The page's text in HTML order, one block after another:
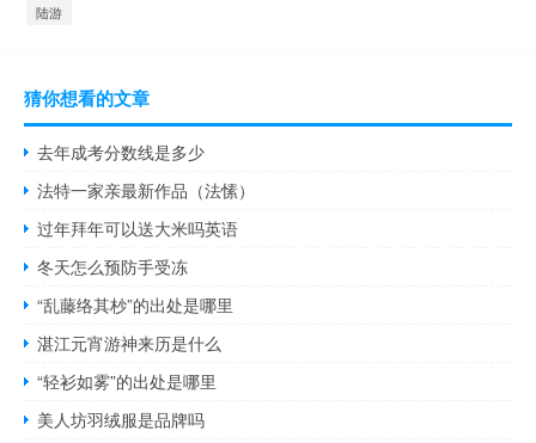
陆游
猜你想看的文章
去年成考分数线是多少
法特一家亲最新作品（法愫）
过年拜年可以送大米吗英语
冬天怎么预防手受冻
“乱藤络其杪”的出处是哪里
湛江元宵游神来历是什么
“轻衫如雾”的出处是哪里
美人坊羽绒服是品牌吗